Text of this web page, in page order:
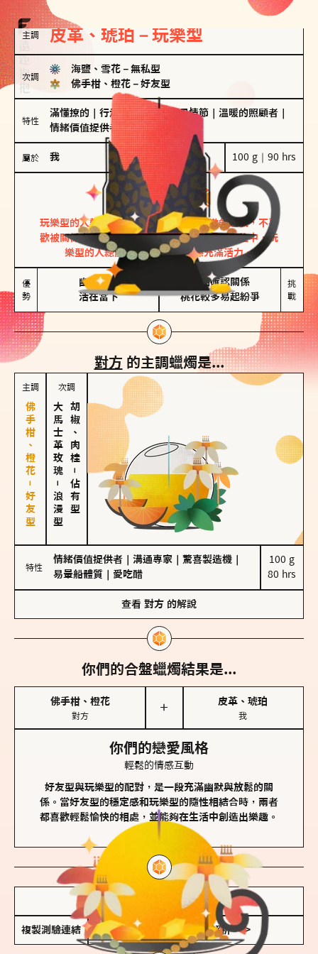
主調 皮革、琥珀－玩樂型
次調
海鹽、雪花 － 無私型
佛手柑、橙花 － 好友型
特性
滿懂撩的 行走的發電機｜ 聖母情節 溫暖的照顧者
情緒價值提供者
屬於 我 100 g｜90 hrs
玩樂型
皮革、琥珀
玩樂型的人熱情洋溢，視戀愛為一場刺激的遊戲，不喜
歡被關係中的限制綑綁。無論是約會中還是交往中，玩
樂型的人總能帶來樂趣，讓關係充滿活力。
優
勢
幽默風趣
活在當下
害怕確認關係
桃花較多易起紛爭
挑
戰
對方 的主調蠟燭是...
主調
佛手柑、橙花－好友型
次調
大馬士革玫瑰
－
浪漫型
胡椒、肉桂
－
佔有型
特性
情緒價值提供者 溝通專家 驚喜製造機
易暈船體質
愛吃醋
100 g
80 hrs
查看 對方 的解說
你們的合盤蠟燭結果是...
佛手柑、橙花
對方
＋
皮革、琥珀
我
你們的戀愛風格
輕鬆的情感互動
好友型與玩樂型的配對，是一段充滿幽默與放鬆的關
係。當好友型的穩定感和玩樂型的隨性相結合時，兩者
都喜歡輕鬆愉快的相處，並能夠在生活中創造出樂趣。
儲存我的結果圖
複製測驗連結 查看香氛類型全解析 >>>